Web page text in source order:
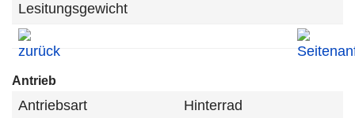
Lesitungsgewicht
Antrieb
Antriebsart
Hinterrad